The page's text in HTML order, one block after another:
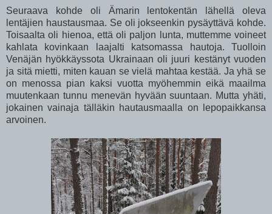
Seuraava kohde oli Ämarin lentokentän lähellä oleva
lentäjien haustausmaa. Se oli jokseenkin pysäyttävä kohde.
Toisaalta oli hienoa, että oli paljon lunta, muttemme voineet
kahlata kovinkaan laajalti katsomassa hautoja. Tuolloin
Venäjän hyökkäyssota Ukrainaan oli juuri kestänyt vuoden
ja sitä mietti, miten kauan se vielä mahtaa kestää. Ja yhä se
on menossa pian kaksi vuotta myöhemmin eikä maailma
muutenkaan tunnu menevän hyvään suuntaan. Mutta yhäti,
jokainen vainaja tälläkin hautausmaalla on lepopaikkansa
arvoinen.